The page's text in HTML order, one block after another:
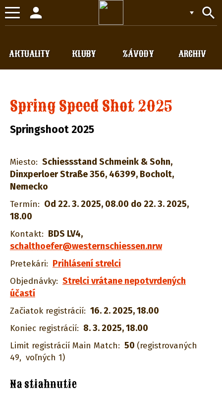
Toggle
navigation
search
person
KLUBY
AKTUALITY ZÁVODY ARCHIV
Spring Speed Shot 2025
Springshoot 2025
Miesto: Schiessstand Schmeink & Sohn,
Dinxperloer Straße 356, 46399, Bocholt,
Nemecko
Termín: Od 22. 3. 2025, 08.00 do 22. 3. 2025,
18.00
Kontakt: BDS LV4,
schalthoefer@westernschiessen.nrw
Pretekári: Prihlásení strelci
Objednávky: Strelci vrátane nepotvrdených
účastí
Začiatok registrácií: 16. 2. 2025, 18.00
Koniec registrácií: 8. 3. 2025, 18.00
Limit registrácií Main Match: 50 (registrovaných
49, voľných 1)
Na stiahnutie